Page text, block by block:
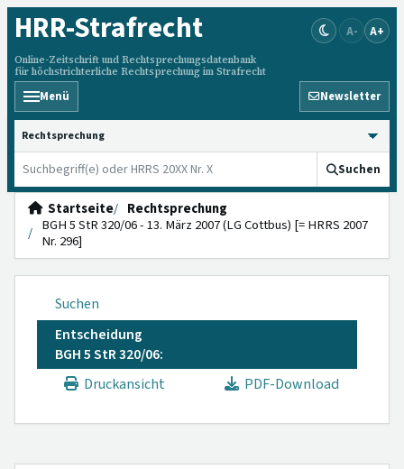
HRR-Strafrecht
Online-Zeitschrift und Rechtsprechungsdatenbank
für höchstrichterliche Rechtsprechung im Strafrecht
A- A+
Menü Newsletter
HRRS durchsuchen
Suchen
Startseite
Rechtsprechung
BGH 5 StR 320/06 - 13. März 2007 (LG Cottbus) [= HRRS 2007
Nr. 296]
Suchen
Entscheidung
BGH 5 StR 320/06:
Druckansicht
PDF-Download